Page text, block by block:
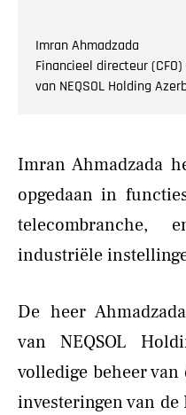
Imran Ahmadzada
Financieel directeur
van NEQSOL Holding
Imran Ahmadzada
opgedaan in
industriële
De heer
van NEQSOL
volledige beheer
investeringen van